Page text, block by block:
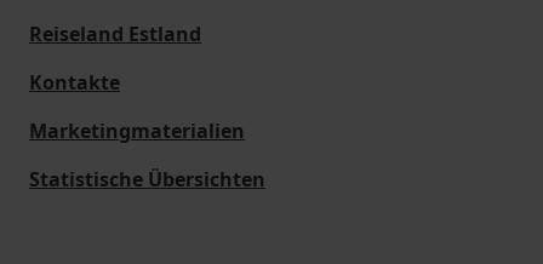
Reiseland Estland
Kontakte
Marketingmaterialien
Statistische Übersichten